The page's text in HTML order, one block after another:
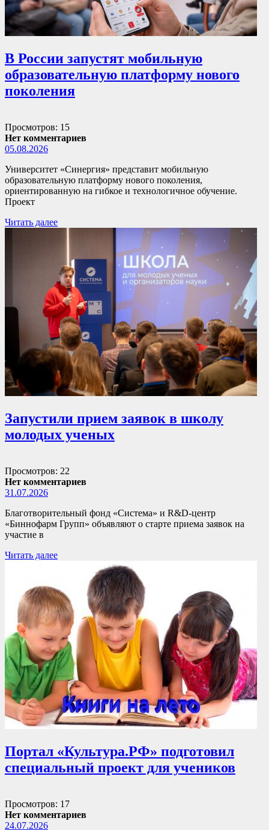
В России запустят мобильную
образовательную платформу нового
поколения
Просмотров: 15
Нет комментариев
05.08.2026
Университет «Синергия» представит мобильную
образовательную платформу нового поколения,
ориентированную на гибкое и технологичное обучение.
Проект
Читать далее
Запустили прием заявок в школу
молодых ученых
Просмотров: 22
Нет комментариев
31.07.2026
Благотворительный фонд «Система» и R&D-центр
«Биннофарм Групп» объявляют о старте приема заявок на
участие в
Читать далее
Портал «Культура.РФ» подготовил
специальный проект для учеников
Просмотров: 17
Нет комментариев
24.07.2026